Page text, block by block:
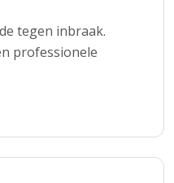
tegen inbraak.
professionele